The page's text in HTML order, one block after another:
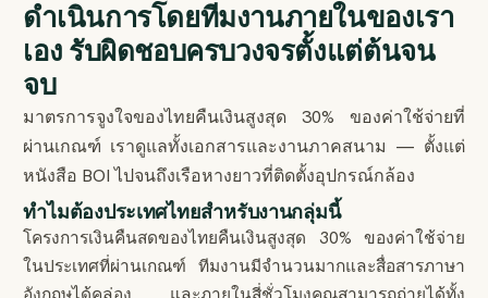
ดำเนินการโดยทีมงานภายในของเรา
เอง รับผิดชอบครบวงจรตั้งแต่ต้นจน
จบ
มาตรการจูงใจของไทยคืนเงินสูงสุด 30% ของค่าใช้จ่ายที่
ผ่านเกณฑ์ เราดูแลทั้งเอกสารและงานภาคสนาม — ตั้งแต่
หนังสือ BOI ไปจนถึงเรือหางยาวที่ติดตั้งอุปกรณ์กล้อง
ทำไมต้องประเทศไทยสำหรับงานกลุ่มนี้
โครงการเงินคืนสดของไทยคืนเงินสูงสุด 30% ของค่าใช้จ่าย
ในประเทศที่ผ่านเกณฑ์ ทีมงานมีจำนวนมากและสื่อสารภาษา